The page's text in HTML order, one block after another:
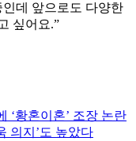
데 앞으로도 다양한
싶어요.”
‘황혼이혼’ 조장 논란
의지’도 높았다